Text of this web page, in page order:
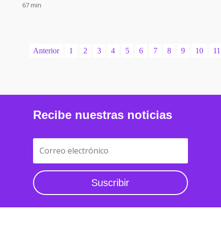
67 min
Anterior 1 2 3 4 5 6 7 8 9 10 11
Recibe nuestras noticias
Suscribir